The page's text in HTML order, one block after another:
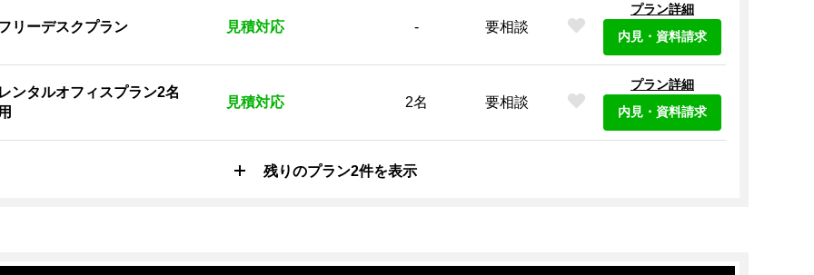
リーデスクプラン 見積対応 - 要相談
プラン詳細
内見・資料請求
レンタルオフィスプラン2名
用
見積対応 2名 要相談
プラン詳細
内見・資料請求
残りのプラン2件を表示